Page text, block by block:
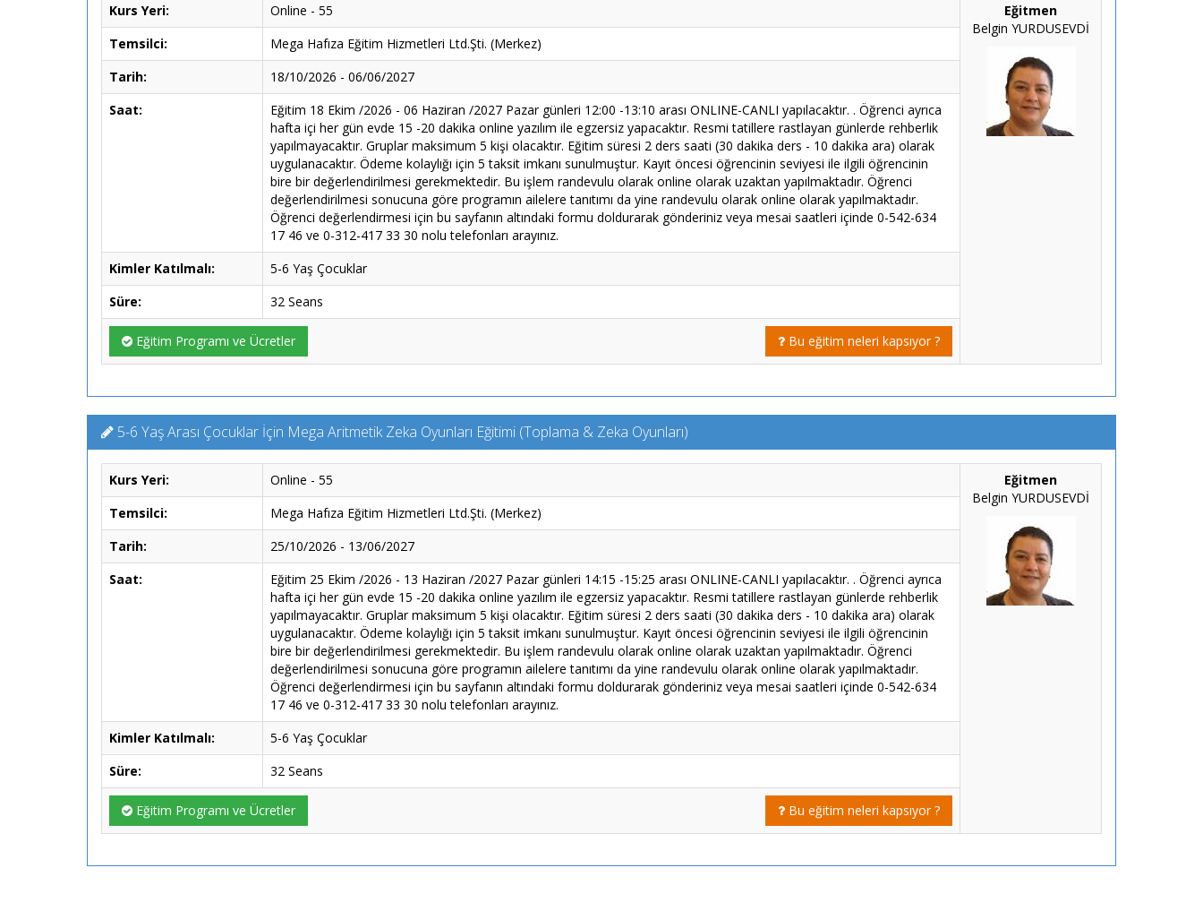
Kurs Yeri: Online - 55
Eğitmen
Belgin YURDUSEVDİ
Temsilci:
Mega Hafıza Eğitim Hizmetleri Ltd.Şti. (Merkez)
Tarih:
18/10/2026 - 06/06/2027
Saat:
Eğitim 18 Ekim /2026 - 06 Haziran /2027 Pazar günleri 12:00 -13:10 arası ONLINE-CANLI yapılacaktır. . Öğrenci ayrıca
hafta içi her gün evde 15 -20 dakika online yazılım ile egzersiz yapacaktır. Resmi tatillere rastlayan günlerde rehberlik
yapılmayacaktır. Gruplar maksimum 5 kişi olacaktır. Eğitim süresi 2 ders saati (30 dakika ders - 10 dakika ara) olarak
uygulanacaktır. Ödeme kolaylığı için 5 taksit imkanı sunulmuştur. Kayıt öncesi öğrencinin seviyesi ile ilgili öğrencinin
bire bir değerlendirilmesi gerekmektedir. Bu işlem randevulu olarak online olarak uzaktan yapılmaktadır. Öğrenci
değerlendirilmesi sonucuna göre programın ailelere tanıtımı da yine randevulu olarak online olarak yapılmaktadır.
Öğrenci değerlendirmesi için bu sayfanın altındaki formu doldurarak gönderiniz veya mesai saatleri içinde 0-542-634
17 46 ve 0-312-417 33 30 nolu telefonları arayınız.
Kimler Katılmalı:
5-6 Yaş Çocuklar
Süre:
32 Seans
Eğitim Programı ve Ücretler Bu eğitim neleri kapsıyor ?
5-6 Yaş Arası Çocuklar İçin Mega Aritmetik Zeka Oyunları Eğitimi (Toplama & Zeka Oyunları)
Kurs Yeri: Online - 55
Eğitmen
Belgin YURDUSEVDİ
Temsilci:
Mega Hafıza Eğitim Hizmetleri Ltd.Şti. (Merkez)
Tarih:
25/10/2026 - 13/06/2027
Saat:
Eğitim 25 Ekim /2026 - 13 Haziran /2027 Pazar günleri 14:15 -15:25 arası ONLINE-CANLI yapılacaktır. . Öğrenci ayrıca
hafta içi her gün evde 15 -20 dakika online yazılım ile egzersiz yapacaktır. Resmi tatillere rastlayan günlerde rehberlik
yapılmayacaktır. Gruplar maksimum 5 kişi olacaktır. Eğitim süresi 2 ders saati (30 dakika ders - 10 dakika ara) olarak
uygulanacaktır. Ödeme kolaylığı için 5 taksit imkanı sunulmuştur. Kayıt öncesi öğrencinin seviyesi ile ilgili öğrencinin
bire bir değerlendirilmesi gerekmektedir. Bu işlem randevulu olarak online olarak uzaktan yapılmaktadır. Öğrenci
değerlendirilmesi sonucuna göre programın ailelere tanıtımı da yine randevulu olarak online olarak yapılmaktadır.
Öğrenci değerlendirmesi için bu sayfanın altındaki formu doldurarak gönderiniz veya mesai saatleri içinde 0-542-634
17 46 ve 0-312-417 33 30 nolu telefonları arayınız.
Kimler Katılmalı:
5-6 Yaş Çocuklar
Süre:
32 Seans
Eğitim Programı ve Ücretler Bu eğitim neleri kapsıyor ?